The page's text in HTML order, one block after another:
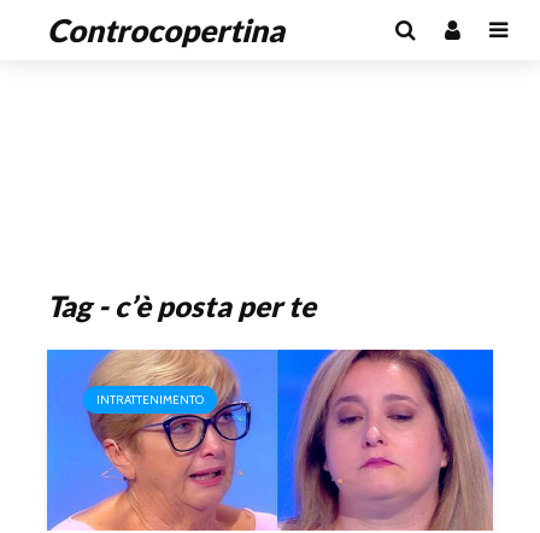
Controcopertina
Tag - c’è posta per te
INTRATTENIMENTO